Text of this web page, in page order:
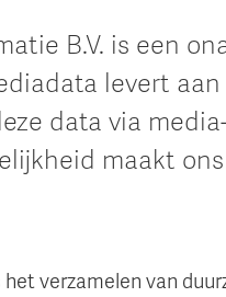
B.V. is een
levert
data via
maakt
verzamelen van